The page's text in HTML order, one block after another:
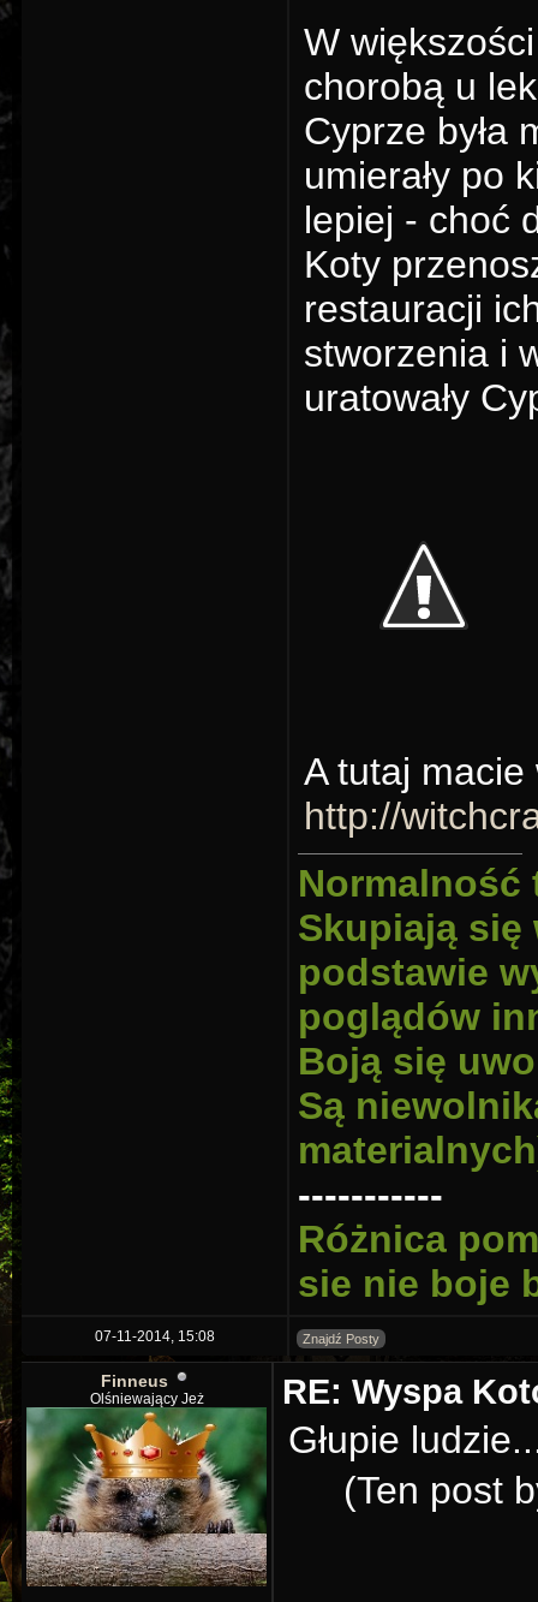
W
chorobą u
Cyprze była
umierały po
lepiej - choć
Koty
restauracji
stworzenia i
uratowały
A tutaj
http://
Normalność
Skupiają
podstawie
poglądów
Boją się
Są
-----------
Różnica
sie nie boje
07-11-2014, 15:08 Znajdź Posty
Finneus
Olśniewający Jeż RE: Wyspa
Głupie
(Ten post